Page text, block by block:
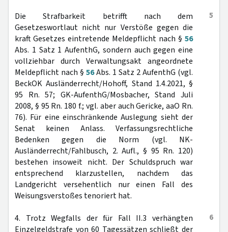
5
Die Strafbarkeit betrifft nach dem
Gesetzeswortlaut nicht nur Verstöße gegen die
kraft Gesetzes eintretende Meldepflicht nach § 56
Abs. 1 Satz 1 AufenthG, sondern auch gegen eine
vollziehbar durch Verwaltungsakt angeordnete
Meldepflicht nach § 56Abs. 1 Satz 2 AufenthG (vgl.
BeckOK Ausländerrecht/Hohoff, Stand 1.4.2021, §
95 Rn. 57; GK-AufenthG/Mosbacher, Stand Juli
2008, § 95 Rn. 180 f.; vgl. aber auch Gericke, aaO Rn.
76). Für eine einschränkende Auslegung sieht der
Senat keinen Anlass. Verfassungsrechtliche
Bedenken gegen die Norm (vgl. NK-
Ausländerrecht/Fahlbusch, 2. Aufl., § 95 Rn. 120)
bestehen insoweit nicht. Der Schuldspruch war
entsprechend klarzustellen, nachdem das
Landgericht versehentlich nur einen Fall des
Weisungsverstoßes tenoriert hat.
6
4. Trotz Wegfalls der für Fall II.3 verhängten
Einzelgeldstrafe von 60 Tagessätzen schließt der